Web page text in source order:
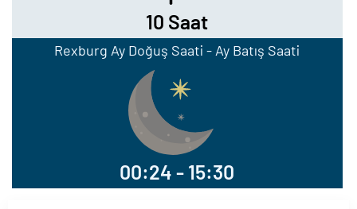
10 Saat
Rexburg Ay Doğuş Saati - Ay Batış Saati
00:24 - 15:30